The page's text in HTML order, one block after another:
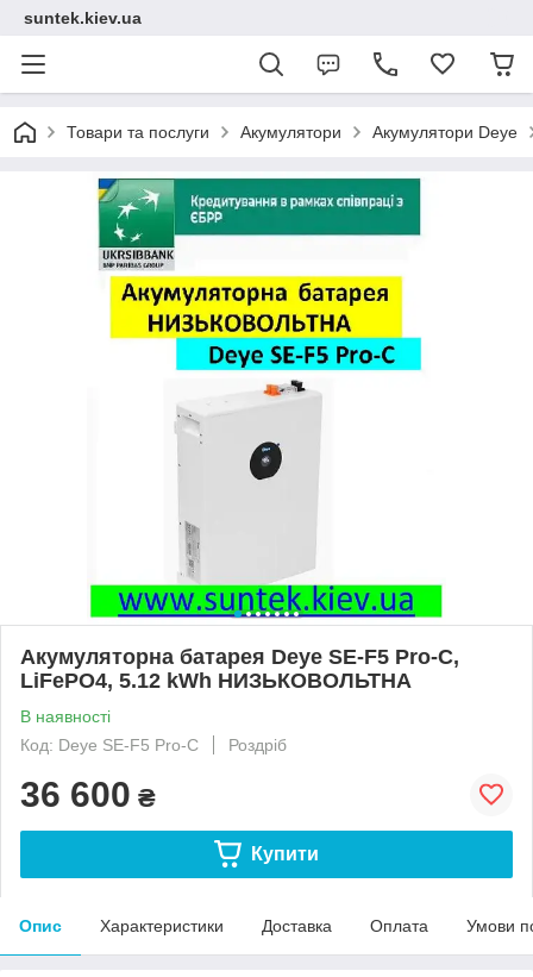
suntek.kiev.ua
Товари та послуги Акумулятори Акумулятори Deye
Акумуляторна батарея Deye SE-F5 Pro-C,
LiFePO4, 5.12 kWh НИЗЬКОВОЛЬТНА
В наявності
Код: Deye SE-F5 Pro-C
Роздріб
36 600 ₴
Купити
Опис Характеристики Доставка Оплата Умови